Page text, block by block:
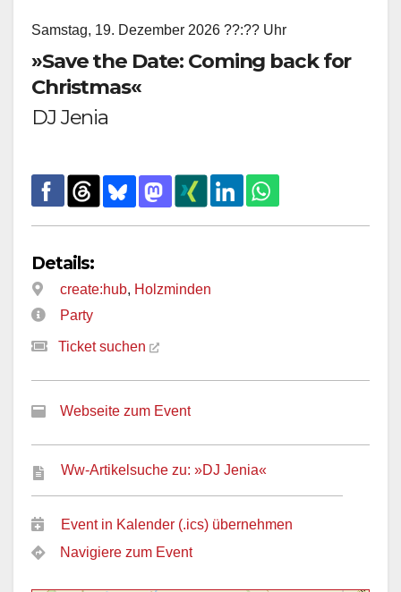
Samstag, 19. Dezember 2026 ??:?? Uhr
»Save the Date: Coming back for
Christmas«
DJ Jenia
Details:
create:hub, Holzminden
Party
Ticket suchen
Webseite zum Event
Ww-Artikelsuche zu: »DJ Jenia«
Event in Kalender (.ics) übernehmen
Navigiere zum Event